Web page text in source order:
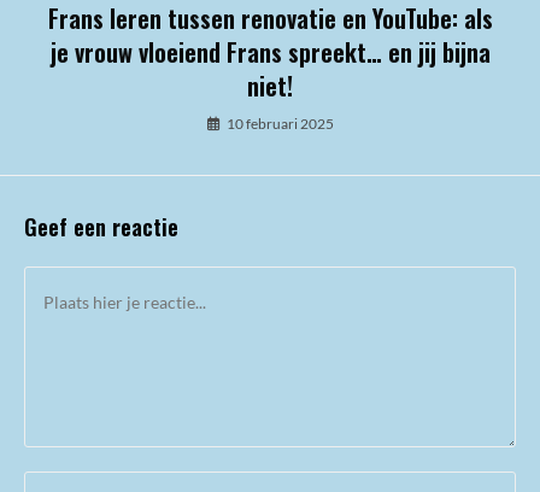
Frans leren tussen renovatie en YouTube: als
je vrouw vloeiend Frans spreekt… en jij bijna
niet!
10 februari 2025
Geef een reactie